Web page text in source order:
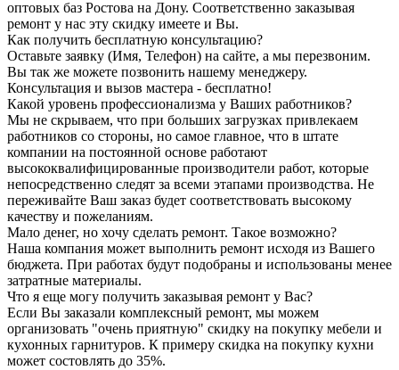
оптовых баз Ростова на Дону. Соответственно заказывая
ремонт у нас эту скидку имеете и Вы.
Как получить бесплатную консультацию?
Оставьте заявку (Имя, Телефон) на сайте, а мы перезвоним.
Вы так же можете позвонить нашему менеджеру.
Консультация и вызов мастера - бесплатно!
Какой уровень профессионализма у Ваших работников?
Мы не скрываем, что при больших загрузках привлекаем
работников со стороны, но самое главное, что в штате
компании на постоянной основе работают
высококвалифицированные производители работ, которые
непосредственно следят за всеми этапами производства. Не
переживайте Ваш заказ будет соответствовать высокому
качеству и пожеланиям.
Мало денег, но хочу сделать ремонт. Такое возможно?
Наша компания может выполнить ремонт исходя из Вашего
бюджета. При работах будут подобраны и использованы менее
затратные материалы.
Что я еще могу получить заказывая ремонт у Вас?
Если Вы заказали комплексный ремонт, мы можем
организовать "очень приятную" скидку на покупку мебели и
кухонных гарнитуров. К примеру скидка на покупку кухни
может состовлять до 35%.